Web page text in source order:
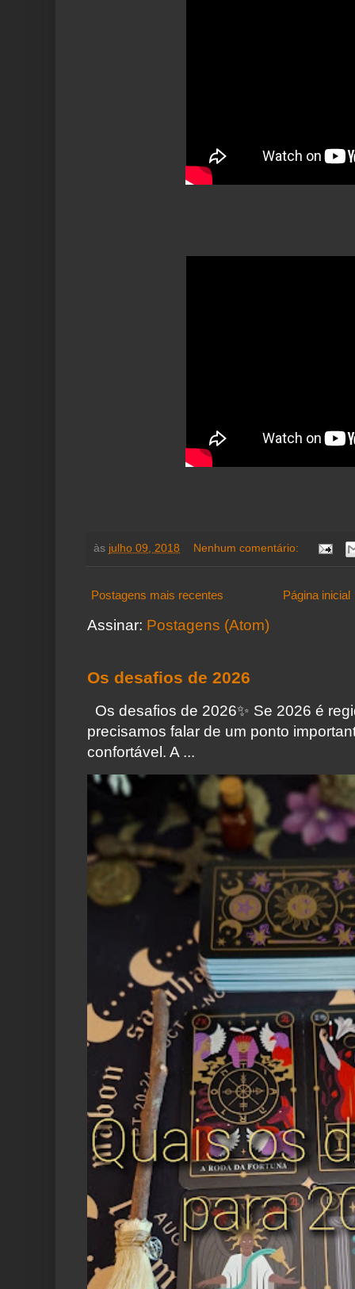
às julho 09, 2018 Nenhum comentário:
Postagens mais recentes Página inicial
Assinar: Postagens (Atom)
Os desafios de 2026
Os desafios de 2026✨️ Se 2026 é
precisamos falar de um ponto
confortável. A ...